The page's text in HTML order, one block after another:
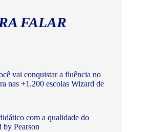
FALAR
vai conquistar a fluência no
nas +1.200 escolas Wizard de
com a qualidade do
Pearson